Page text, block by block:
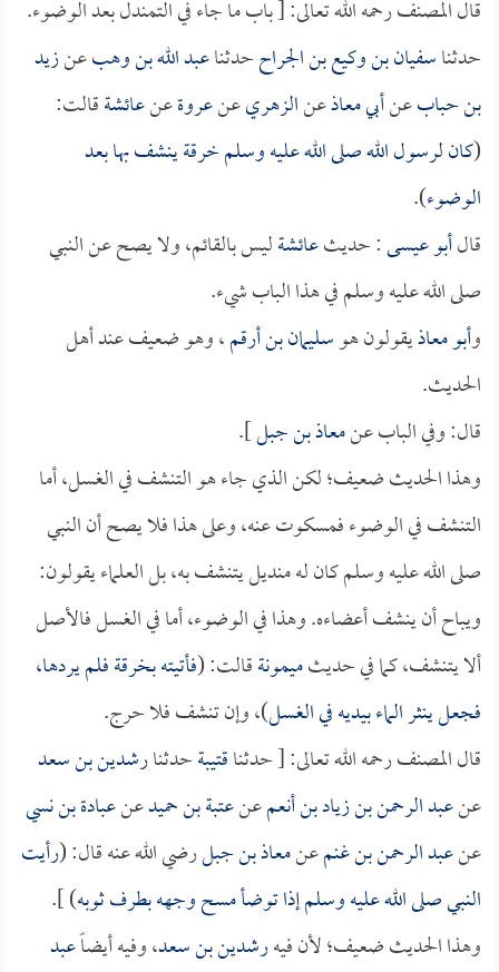
قال المصنف رحمه الله تعالى: [ باب ما جاء في التمندل بعد الوضوء.
حدثناسفيان بن وكيع بن الجراححدثناعبد الله بن وهبعنزيد
بن حبابعنأبي معاذعنالزهريعنعروةعنعائشةقالت:
(كان لرسول الله صلى الله عليه وسلم خرقة ينشف بها بعد
الوضوء).
قالأبو عيسى: حديثعائشةليس بالقائم، ولا يصح عن النبي
صلى الله عليه وسلم في هذا الباب شيء.
وأبو معاذيقولون هوسليمان بن أرقم، وهو ضعيف عند أهل
الحديث.
قال: وفي الباب عنمعاذ بن جبل].
وهذا الحديث ضعيف؛ لكن الذي جاء هو التنشف في الغسل، أما
التنشف في الوضوء فمسكوت عنه، وعلى هذا فلا يصح أن النبي
صلى الله عليه وسلم كان له منديل يتنشف به، بل العلماء يقولون:
ويباح أن ينشف أعضاءه. وهذا في الوضوء، أما في الغسل فالأصل
ألا يتنشف، كما في حديثميمونةقالت: (فأتيته بخرقة فلم يردها،
فجعل ينثر الماء بيديه في الغسل)، وإن تنشف فلا حرج.
قال المصنف رحمه الله تعالى: [ حدثناقتيبةحدثنارشدين بن سعد
عنعبد الرحمن بن زياد بن أنعمعنعتبة بن حميدعنعبادة بن نسي
عنعبد الرحمن بن غنمعنمعاذ بن جبلرضي الله عنه قال: (رأيت
النبي صلى الله عليه وسلم إذا توضأ مسح وجهه بطرف ثوبه) ].
وهذا الحديث ضعيف؛ لأن فيهرشدين بن سعد، وفيه أيضاًعبد